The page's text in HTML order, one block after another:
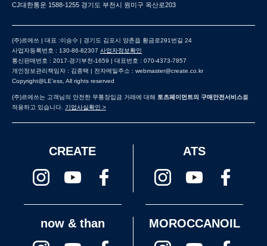
CJ대한통운 1588-1255 경기도 부천시 원미구 옥산로203
(주)르에쓰 | 대표 :이승수 | 경기도 김포시 양촌읍 황금로291번길 24
사업자등록번호 : 130-86-82307 사업자정보확인
통신판매번호 : 2017-경기부천-1659 | 대표번호 : 070-4373-7857
개인정보관리책임자 : 김종택 | 전자메일주소 : webmaster@create.co.kr
Copyright@LE'ess, All rights reserved
(주)르에쓰는 고객님의 안전한 무통장입금 거래에 대해 토츠페이먼트의 구매안전서비스를
적용하고 있습니다. 기업사실확인 >
CREATE ATS
now & than MOROCCANOIL